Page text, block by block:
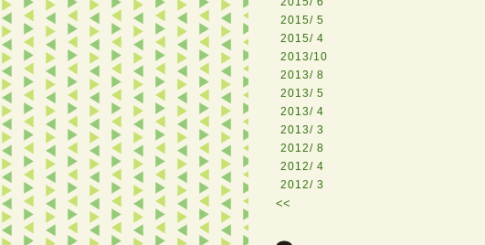
2015/ 5
2015/ 4
2013/10
2013/ 8
2013/ 5
2013/ 4
2013/ 3
2012/ 8
2012/ 4
2012/ 3
<<